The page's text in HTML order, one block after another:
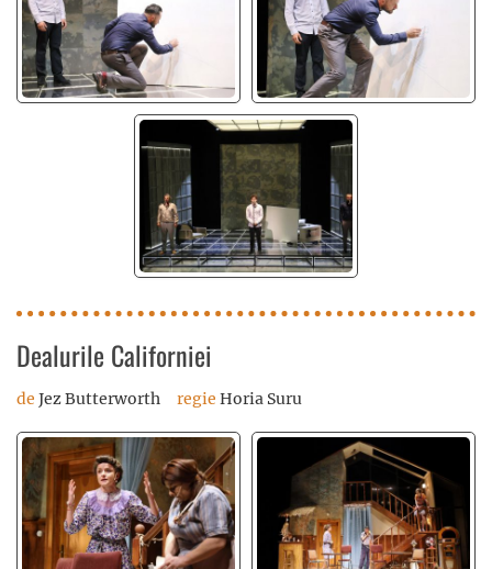
Dealurile Californiei
de Jez Butterworth regie Horia Suru